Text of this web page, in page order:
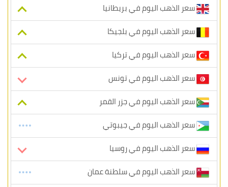
سعر الذهب اليوم في بريطانيا
سعر الذهب اليوم في بلجيكا
سعر الذهب اليوم في تركيا
سعر الذهب اليوم في تونس
سعر الذهب اليوم في جزر القمر
سعر الذهب اليوم في جيبوتي
سعر الذهب اليوم في روسيا
سعر الذهب اليوم في سلطنة عمان